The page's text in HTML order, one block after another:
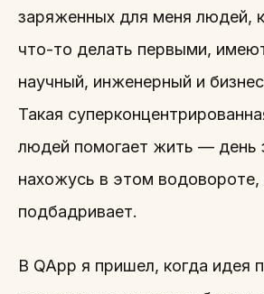
заряженных для меня людей,
что-то делать первыми,
научный, инженерный и
Такая
людей помогает жить — день
нахожусь в этом водовороте,
подбадривает.
В QApp я пришел, когда идея